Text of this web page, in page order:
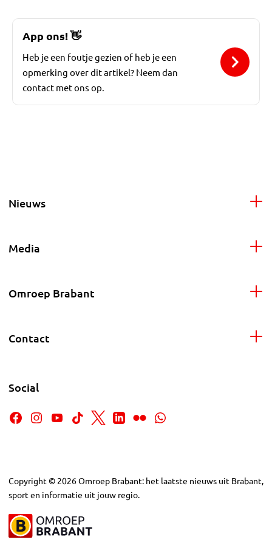
App ons!👋
Heb je een foutje gezien of heb je een
opmerking over dit artikel? Neem dan
contact met ons op.
Nieuws
Media
Omroep Brabant
Contact
Social
Copyright © 2026Omroep Brabant: het laatste nieuws uit Brabant,
sport en informatie uit jouw regio.